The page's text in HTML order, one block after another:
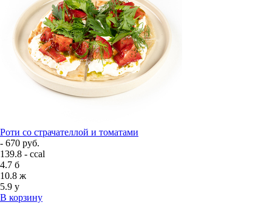
Роти со страчателлой и томатами
- 670 руб.
139.8 - ccal
4.7 б
10.8 ж
5.9 у
В корзину